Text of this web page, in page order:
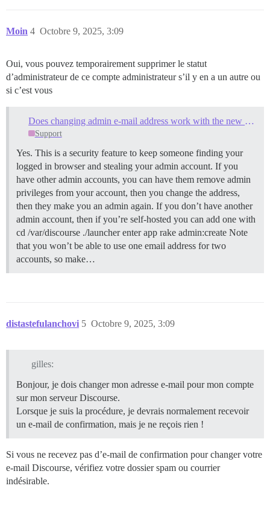
Moin Octobre 9, 2025, 3:09
4
Oui, vous pouvez temporairement supprimer le statut
d’administrateur de ce compte administrateur s’il y en a un autre ou
si c’est vous
Does changing admin e-mail address work with the new address?
Support
Yes. This is a security feature to keep someone finding your
logged in browser and stealing your admin account. If you
have other admin accounts, you can have them remove admin
privileges from your account, then you change the address,
then they make you an admin again. If you don’t have another
admin account, then if you’re self-hosted you can add one with
cd /var/discourse ./launcher enter app rake admin:create Note
that you won’t be able to use one email address for two
accounts, so make…
distastefulanchovi Octobre 9, 2025, 3:09
5
gilles:
Bonjour, je dois changer mon adresse e-mail pour mon compte
sur mon serveur Discourse.
Lorsque je suis la procédure, je devrais normalement recevoir
un e-mail de confirmation, mais je ne reçois rien !
Si vous ne recevez pas d’e-mail de confirmation pour changer votre
e-mail Discourse, vérifiez votre dossier spam ou courrier
indésirable.